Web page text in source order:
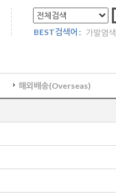
BEST검색어 : 가발염색
해외배송(Overseas)